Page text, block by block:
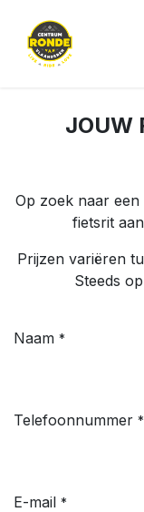
JOUW
Op zoek naar
fietsrit
Prijzen variëren
Steeds
Naam *
Telefoonnummer *
E-mail *